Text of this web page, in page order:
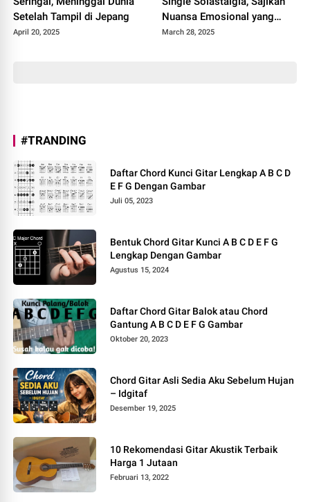
Setelah Tampil di Jepang
April 20, 2025
Nuansa Emosional yang
Ambivalen
March 28, 2025
#TRANDING
Daftar Chord Kunci Gitar Lengkap A B C D
E F G Dengan Gambar
Juli 05, 2023
Bentuk Chord Gitar Kunci A B C D E F G
Lengkap Dengan Gambar
Agustus 15, 2024
Daftar Chord Gitar Balok atau Chord
Gantung A B C D E F G Gambar
Oktober 20, 2023
Chord Gitar Asli Sedia Aku Sebelum Hujan
– Idgitaf
Desember 19, 2025
10 Rekomendasi Gitar Akustik Terbaik
Harga 1 Jutaan
Februari 13, 2022